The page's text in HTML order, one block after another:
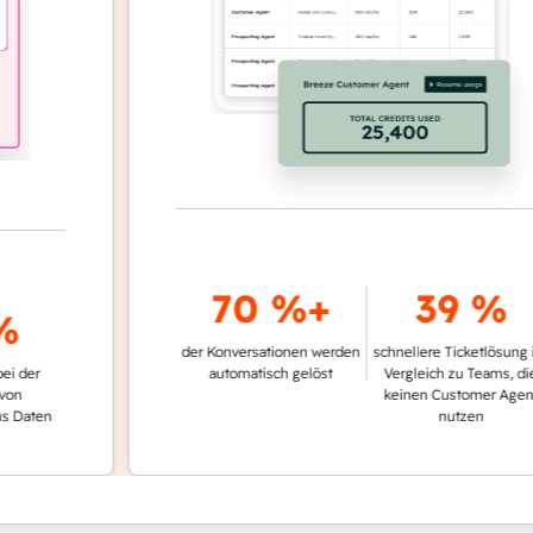
70 %+
der Konversationen werden
automatisch gelöst
39 %
schnellere Ticketlösung im
Vergleich zu Teams, die
keinen Customer Agent
nutzen